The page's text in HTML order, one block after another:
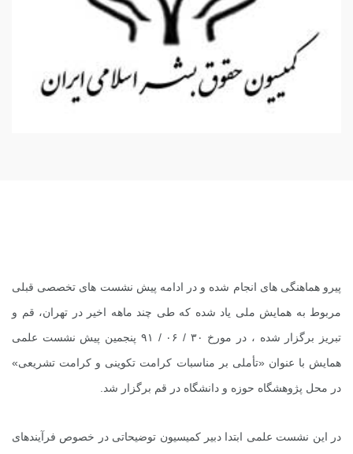
پیرو هماهنگی های انجام شده و در ادامه پیش نشست های تخصصی قبلی
مربوط به همایش ملی یاد شده که طی چند ماهه اخیر در تهران، قم و
تبریز برگزار شده ، در مورخ ۳۰ / ۰۶ / ۹۱ پنجمین پیش نشست علمی
همایش با عنوان «تأملی بر مناسبات کرامت تکوینی و کرامت تشریعی»
در محل پژوهشگاه حوزه و دانشگاه در قم برگزار شد.
در این نشست علمی ابتدا دبیر کمیسیون توضیحاتی در خصوص فرآیندهای